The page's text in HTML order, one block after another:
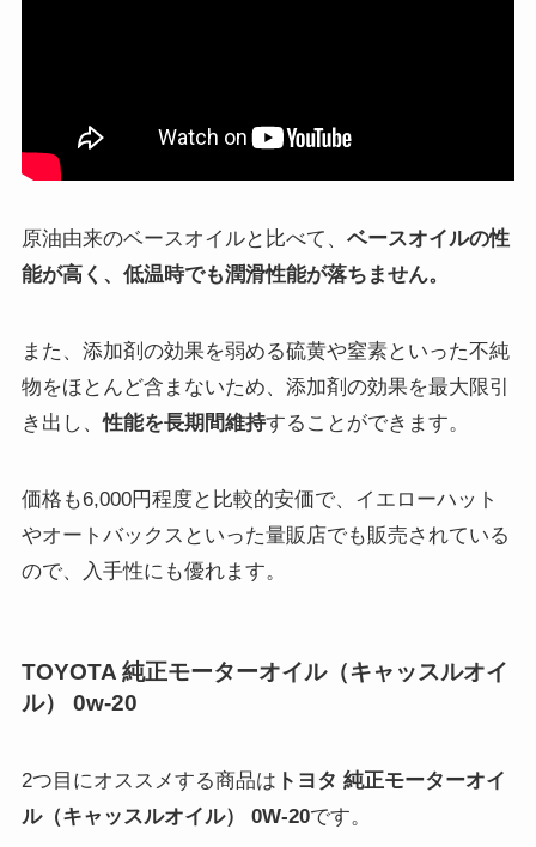
原油由来のベースオイルと比べて、 ベースオイルの性
能が高く、低温時でも潤滑性能が落ちません。
また、添加剤の効果を弱める硫黄や窒素といった不純
物をほとんど含まないため、添加剤の効果を最大限引
き出し、性能を長期間維持することができます。
価格も6,000円程度と比較的安価で、イエローハット
やオートバックスといった量販店でも販売されている
ので、入手性にも優れます。
TOYOTA 純正モーターオイル（キャッスルオイ
ル） 0w-20
2つ目にオススメする商品は トヨタ 純正モーターオイ
ル（キャッスルオイル） 0W-20です。